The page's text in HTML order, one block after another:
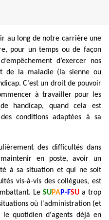
au long de notre carrière une
pour un temps ou de façon
d’exercer nos
de la maladie (la sienne ou
C’est un droit de pouvoir
à travailler pour les
handicap, quand cela est
conditions adaptées à sa
des difficultés dans
en poste, avoir un
à sa situation et qui ne soit
vis-à-vis des collègues, est
Le SUPAP-FSU a trop
où l'administration (et
le quotidien d'agents déjà en